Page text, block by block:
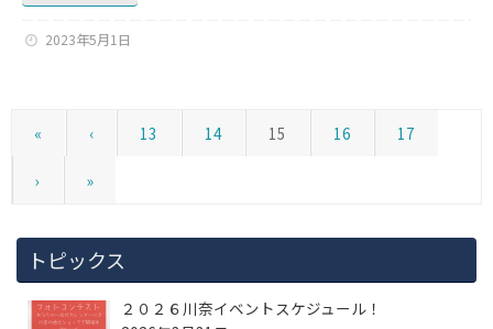
2023年5月1日
« ‹ 13 14 15 16 17
› »
トピックス
２０２６川奈イベントスケジュール！